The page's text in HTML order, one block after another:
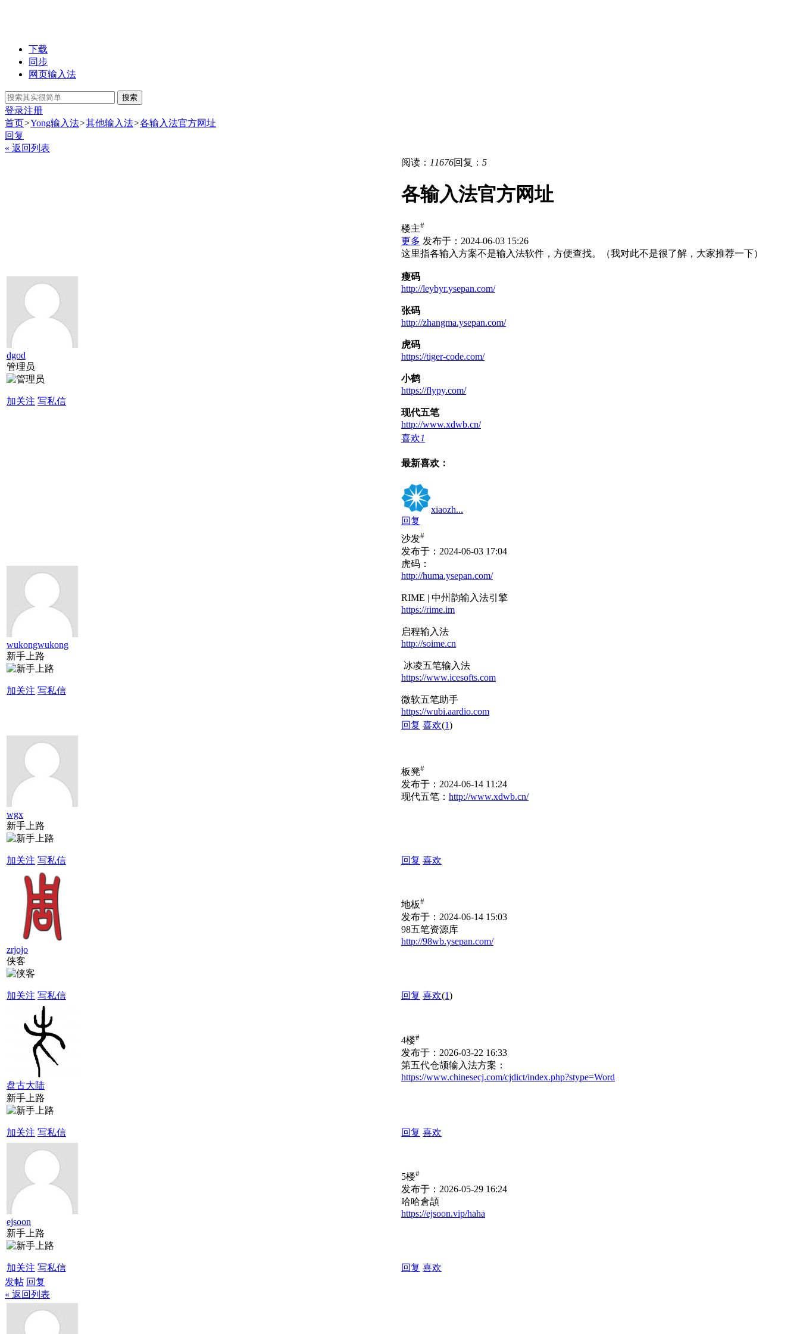
下载
同步
网页输入法
搜索
登录注册
首页>Yong输入法>其他输入法>各输入法官方网址
回复
« 返回列表
dgod
管理员
加关注 写私信
阅读： 11676回复： 5
各输入法官方网址
楼主#
更多 发布于：2024-06-03 15:26
这里指各输入方案不是输入法软件，方便查找。（我对此不是很了解，大家推荐一下）
瘦码
http://leybyr.ysepan.com/
张码
http://zhangma.ysepan.com/
虎码
https://tiger-code.com/
小鹤
https://flypy.com/
现代五笔
http://www.xdwb.cn/
喜欢1
最新喜欢：
xiaozh...
回复
wukongwukong
新手上路
加关注 写私信
沙发#
发布于：2024-06-03 17:04
虎码：
http://huma.ysepan.com/
RIME | 中州韵输入法引擎
https://rime.im
启程输入法
http://soime.cn
冰凌五笔输入法
https://www.icesofts.com
微软五笔助手
https://wubi.aardio.com
回复 喜欢(1)
wgx
新手上路
加关注 写私信
板凳#
发布于：2024-06-14 11:24
现代五笔： http://www.xdwb.cn/
回复 喜欢
zrjojo
侠客
加关注 写私信
地板#
发布于：2024-06-14 15:03
98五笔资源库
http://98wb.ysepan.com/
回复 喜欢(1)
盘古大陆
新手上路
加关注 写私信
4楼#
发布于：2026-03-22 16:33
第五代仓颉输入法方案：
https://www.chinesecj.com/cjdict/index.php?stype=Word
回复 喜欢
ejsoon
新手上路
加关注 写私信
5楼#
发布于：2026-05-29 16:24
哈哈倉頡
https://ejsoon.vip/haha
回复 喜欢
发帖 回复
« 返回列表